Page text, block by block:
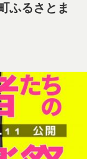
ふるさとま